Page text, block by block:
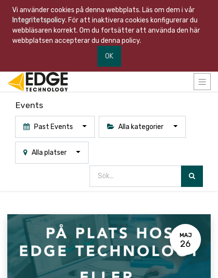
Vi använder cookies på denna webbplats. Läs om dem i vår
Integritetspolicy. För att inaktivera cookies konfigurerar du
webbläsaren korrekt. Om du fortsätter att använda den här
webbplatsen accepterar du denna policy.
OK
Events
Past Events Alla kategorier
Alla platser
MAJ
26